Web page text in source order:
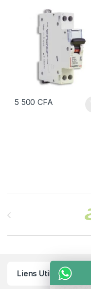
5 500CFA
Liens Utiles